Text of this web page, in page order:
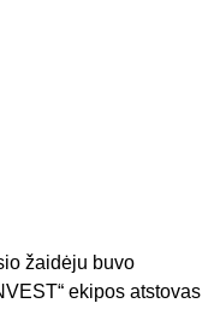
žaidėju buvo
ekipos atstovas